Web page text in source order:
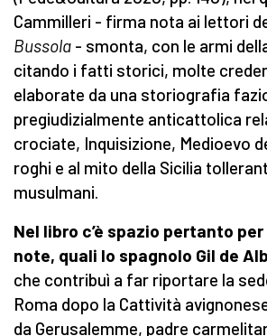
Cammilleri - firma nota ai lettori
Bussola - smonta, con le armi
citando i fatti storici, molte
elaborate da una storiografia
pregiudizialmente anticattolica
crociate, Inquisizione, Medioevo
roghi e al mito della Sicilia
musulmani.
Nel libro c’è spazio pertanto
note, quali lo spagnolo Gil de
che contribuì a far riportare la
Roma dopo la Cattività
da Gerusalemme, padre